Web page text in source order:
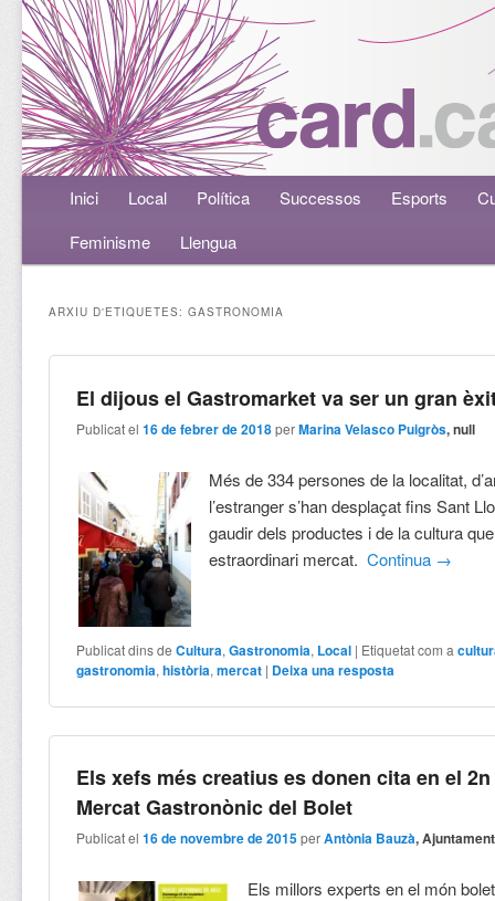
Menú principalAneu al contingut principal
Aneu al contingut secundari
Inici Local Política Successos Esports
Feminisme
Llengua
ARXIU D'ETIQUETES:GASTRONOMIA
El dijous el Gastromarket va ser un gran
Publicat el16 de febrer de 2018 perMarina Velasco Puigròs, null
Més de 334 persones de la localitat,
l’estranger s’han desplaçat fins Sant
gaudir dels productes i de la cultura
estraordinari mercat.Continua →
Publicat dins de Cultura,Gastronomia, Local | Etiquetat com a
gastronomia,història,mercat | Deixa una resposta
Els xefs més creatius es donen cita en el 2n
Mercat Gastronònic del Bolet
Publicat el16 de novembre de 2015 perAntònia Bauzà, Ajuntament
Els millors experts en el món